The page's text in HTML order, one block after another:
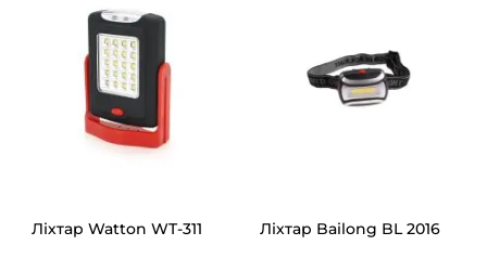
Ліхтар Watton WT-311 Ліхтар Bailong BL 2016